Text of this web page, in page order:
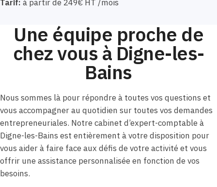
Tarif: à partir de 249€ HT /mois
Une équipe proche de
chez vous à Digne-les-
Bains
Nous sommes là pour répondre à toutes vos questions et
vous accompagner au quotidien sur toutes vos demandes
entrepreneuriales. Notre cabinet d’expert-comptable à
Digne-les-Bains est entièrement à votre disposition pour
vous aider à faire face aux défis de votre activité et vous
offrir une assistance personnalisée en fonction de vos
besoins.